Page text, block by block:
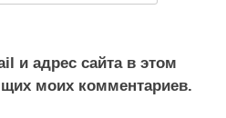
и адрес сайта в этом
моих комментариев.